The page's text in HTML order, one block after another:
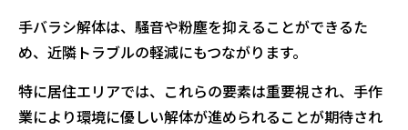
手バラシ解体は、騒音や粉塵を抑えることができるた
め、近隣トラブルの軽減にもつながります。
特に居住エリアでは、これらの要素は重要視され、手作
業により環境に優しい解体が進められることが期待され